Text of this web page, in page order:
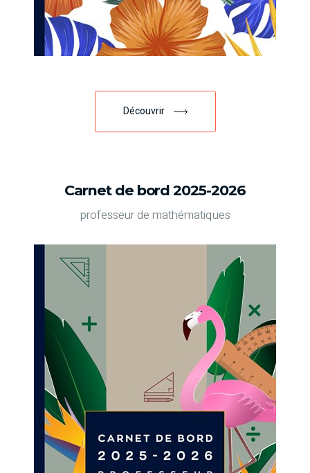
Découvrir
Carnet de bord 2025-2026
professeur de mathématiques